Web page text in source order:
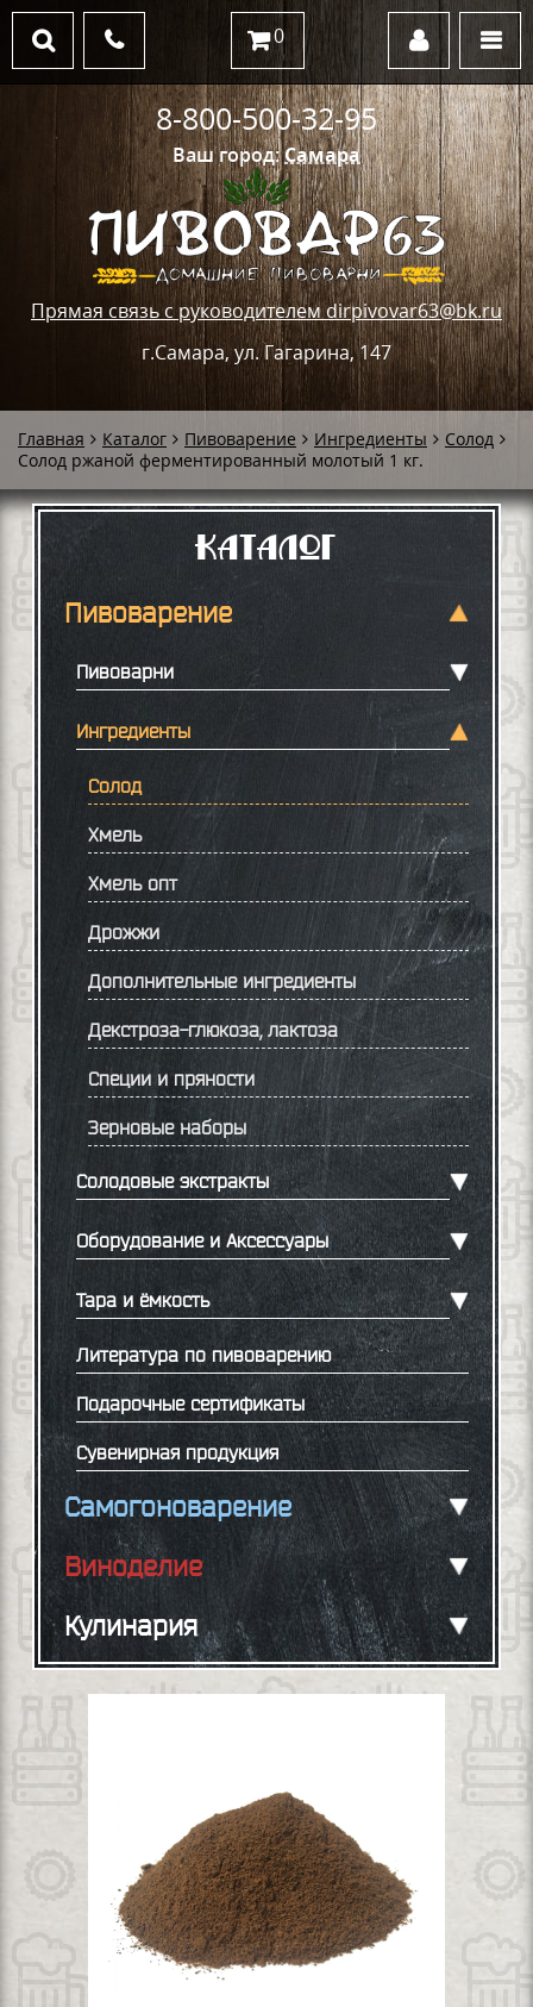
Ваш город:Самара
Прямая связь с руководителем dirpivovar63@bk.ru
г.Самара, ул. Гагарина, 147
8-800-500-32-95
0
Главная Каталог Пивоварение Ингредиенты
Солод
Солод ржаной ферментированный молотый 1 кг.
Каталог
Пивоварение
Пивоварни
Ингредиенты
Солод
Хмель
Хмель опт
Дрожжи
Дополнительные ингредиенты
Декстроза-глюкоза, лактоза
Специи и пряности
Зерновые наборы
Солодовые экстракты
Оборудование и Аксессуары
Тара и ёмкость
Литература по пивоварению
Подарочные сертификаты
Сувенирная продукция
Самогоноварение
Виноделие
Кулинария